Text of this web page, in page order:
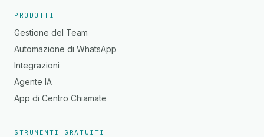
PRODOTTI
Gestione del Team
Automazione di WhatsApp
Integrazioni
Agente IA
App di Centro Chiamate
STRUMENTI GRATUITI